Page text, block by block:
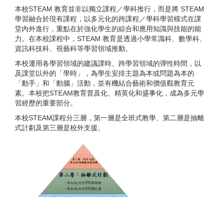
本校STEAM 教育並非以獨立課程／學科推行，而是將 STEAM
學習融合於現有課程，以多元化的跨課程／學科學習模式在課
堂內外進行，重點在於強化學生的綜合和應用知識與技能的能
力。在本校課程中，STEAM 教育是透過小學常識科、數學科、
資訊科技科、視藝科等學習領域推動。
本校運用各學習領域的建議課時、跨學習領域的彈性時間，以
及課堂以外的「學時」，為學生安排主題為本或問題為本的
「動手」和「動腦」活動，並有機結合藝術和價值觀教育元
素。本校把STEAM教育普及化、精英化和盛事化，成為多元學
習經歷的重要部分。
本校STEAM課程分三層，第一層是全班式教學、第二層是抽離
式計劃及第三層是校外支援。